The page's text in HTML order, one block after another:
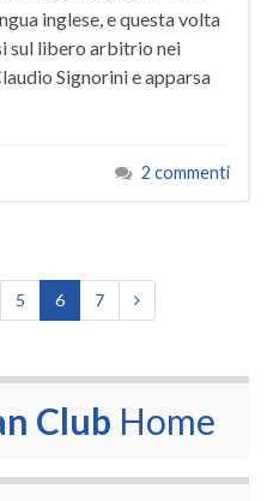
inglese, e questa volta
sul libero arbitrio nei
Signorini e apparsa
2 commenti
5 6 7
Club Home